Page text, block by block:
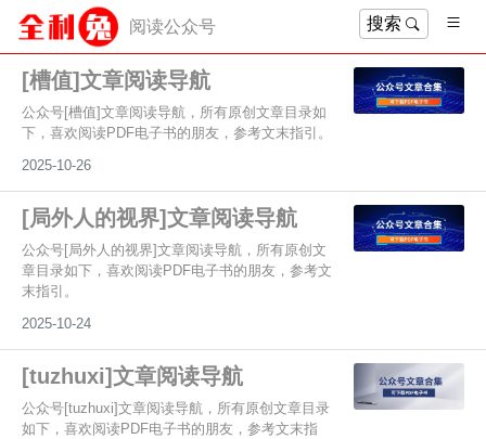
阅读公众号 搜索
[槽值]文章阅读导航
公众号[槽值]文章阅读导航，所有原创文章目录如
下，喜欢阅读PDF电子书的朋友，参考文末指引。
2025-10-26
[局外人的视界]文章阅读导航
公众号[局外人的视界]文章阅读导航，所有原创文
章目录如下，喜欢阅读PDF电子书的朋友，参考文
末指引。
2025-10-24
[tuzhuxi]文章阅读导航
公众号[tuzhuxi]文章阅读导航，所有原创文章目录
如下，喜欢阅读PDF电子书的朋友，参考文末指